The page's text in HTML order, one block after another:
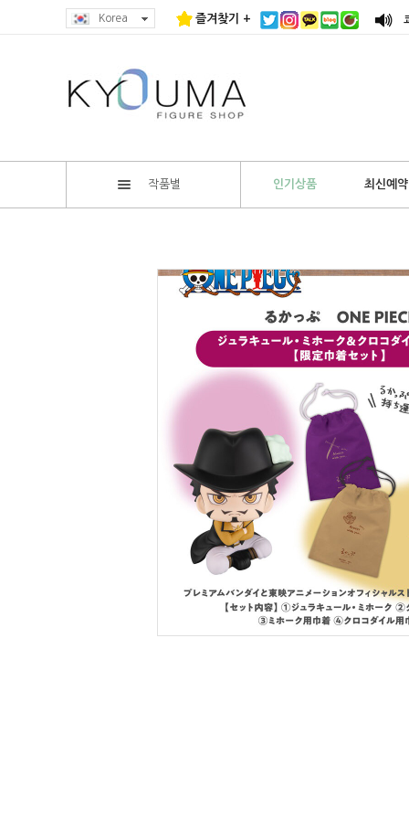
Korea 즐겨찾기 +
작품별 인기상품 최신예약